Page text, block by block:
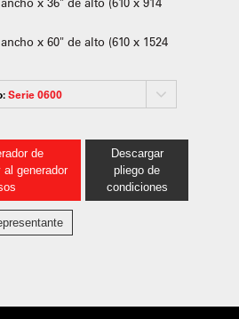
x 60" de alto (610 x 1524
Serie 0600
de
generador
Descargar
pliego de
condiciones